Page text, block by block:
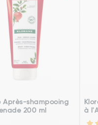
Après-shampooing
200 ml
à